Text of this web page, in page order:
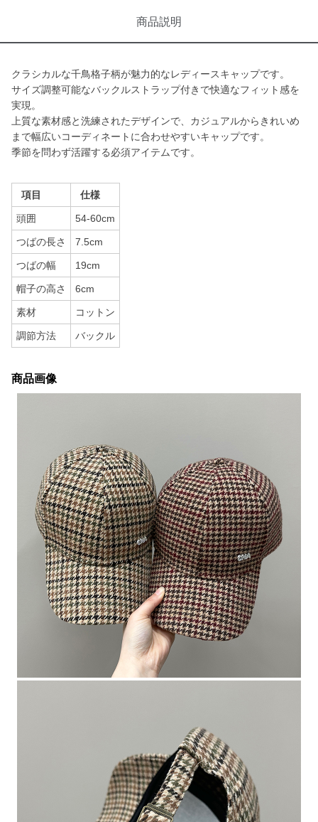
商品説明
クラシカルな千鳥格子柄が魅力的なレディースキャップです。
サイズ調整可能なバックルストラップ付きで快適なフィット感を
実現。
上質な素材感と洗練されたデザインで、カジュアルからきれいめ
まで幅広いコーディネートに合わせやすいキャップです。
季節を問わず活躍する必須アイテムです。
項目 仕様
頭囲 54-60cm
つばの長さ 7.5cm
つばの幅 19cm
帽子の高さ 6cm
素材 コットン
調節方法 バックル
商品画像